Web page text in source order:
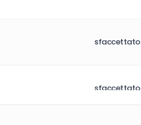
sfaccettato
sfaccettato